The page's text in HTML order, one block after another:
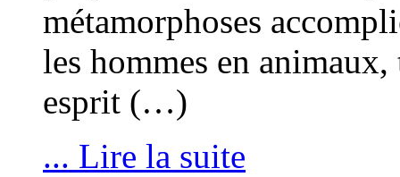
métamorphoses
les hommes en
esprit (…)
... Lire la suite